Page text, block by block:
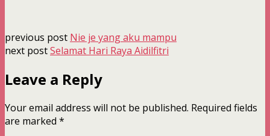
previous post Nie je yang aku mampu
next postSelamat Hari Raya Aidilfitri
Leave a Reply
Your email address will not be published. Required fields
are marked *